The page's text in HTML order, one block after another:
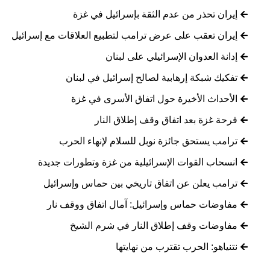
إيران تحذر من عدم الثقة بإسرائيل في غزة
إيران تعقب على عرض ترامب لتطبيع العلاقات مع إسرائيل
إدانة العدوان الإسرائيلي على لبنان
تفكيك شبكة إرهابية لصالح إسرائيل في لبنان
الأحداث الأخيرة حول اتفاق الأسرى في غزة
فرحة غزة بعد اتفاق وقف إطلاق النار
ترامب يستحق جائزة نوبل للسلام لإنهاء الحرب
انسحاب القوات الإسرائيلية من غزة وتطورات جديدة
ترامب يعلن عن اتفاق تاريخي بين حماس وإسرائيل
مفاوضات حماس وإسرائيل: آمال اتفاق ووقف نار
مفاوضات وقف إطلاق النار في شرم الشيخ
نتنياهو: الحرب تقترب من نهايتها